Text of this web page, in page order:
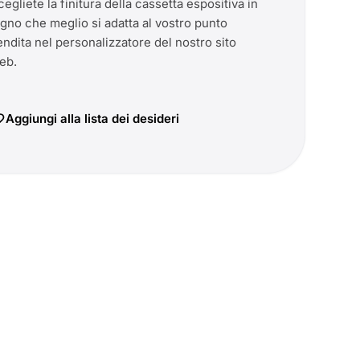
la finitura della cassetta espositiva in
che meglio si adatta al vostro punto
nel personalizzatore del nostro sito
Aggiungi alla lista dei desideri